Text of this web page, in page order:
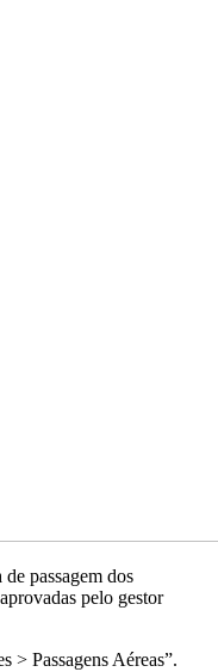
passagem dos
pelo gestor
> Passagens Aéreas”.